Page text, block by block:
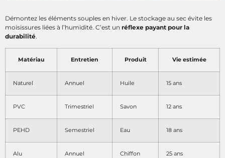
Démontez les éléments souples en hiver. Le stockage au sec évite les
moisissures liées à l’humidité. C’est un réflexe payant pour la
durabilité.
Matériau Entretien Produit Vie estimée
Naturel Annuel Huile 15 ans
PVC Trimestriel Savon 12 ans
PEHD Semestriel Eau 18 ans
Alu Annuel Chiffon 25 ans